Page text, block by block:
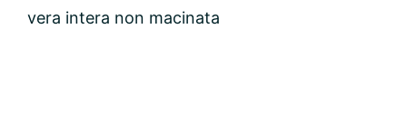
vera intera non macinata